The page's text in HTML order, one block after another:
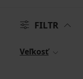
FILTR
Veľkosť